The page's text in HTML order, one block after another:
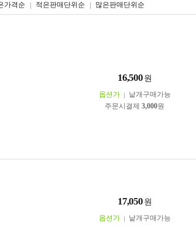
가격순 적은판매단위순 많은판매단위순
16,500 원
옵션가
낱개구매가능
주문시결제 3,000원
17,050 원
옵션가
낱개구매가능